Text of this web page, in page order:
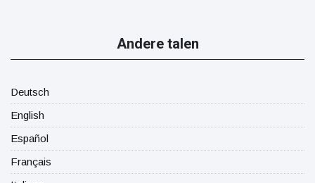
Andere talen
Deutsch
English
Español
Français